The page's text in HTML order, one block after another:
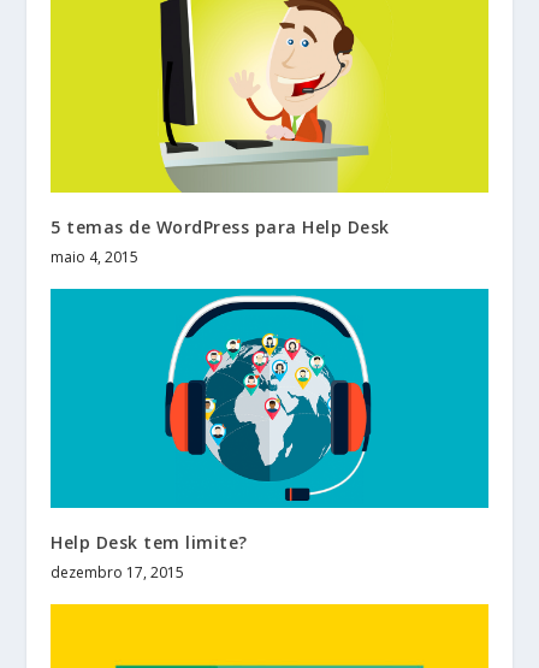
5 temas de WordPress para Help Desk
maio 4, 2015
Help Desk tem limite?
dezembro 17, 2015